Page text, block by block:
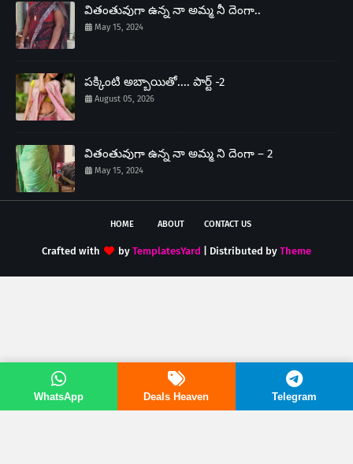
వితంతువుగా ఉన్న నా అమ్మ నీ దెంగా..
May 15, 2024
పక్కింటి అబ్బాయితో.... పార్ట్ -2
August 05, 2026
వితంతువుగా ఉన్న నా అమ్మ ని దెంగా – 2
May 15, 2024
HOME ABOUT CONTACT US
Crafted with by TemplatesYard | Distributed by Theme
WhatsApp Deals Heaven Telegram